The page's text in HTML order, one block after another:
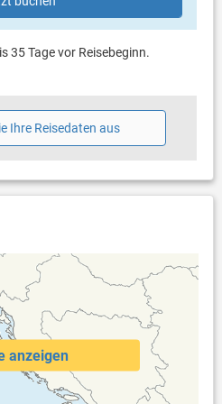
35 Tage vor Reisebeginn.
Ihre Reisedaten aus
anzeigen